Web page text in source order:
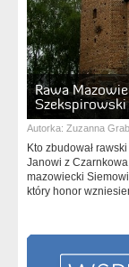
Rawa
Autorka: Zuzanna
Kto zbudował
Janowi z
mazowiecki
który honor